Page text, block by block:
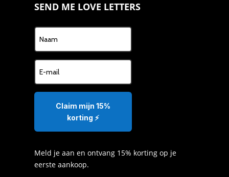
SEND ME LOVE LETTERS
Claim mijn 15%
korting ⚡️
Meld je aan en ontvang 15% korting op je
eerste aankoop.